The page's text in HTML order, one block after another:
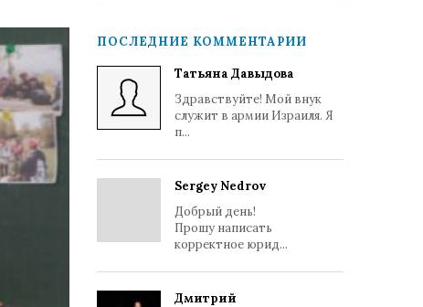
ПОСЛЕДНИЕ КОММЕНТАРИИ
Татьяна Давыдова
Здравствуйте! Мой внук
служит в армии Израиля. Я
п...
Sergey Nedrov
Добрый день!
Прошу написать
корректное юрид...
Дмитрий